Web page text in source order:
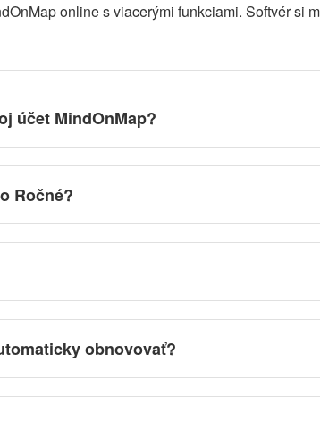
online s viacerými funkciami. Softvér
účet MindOnMap?
Ročné?
obnovovať?